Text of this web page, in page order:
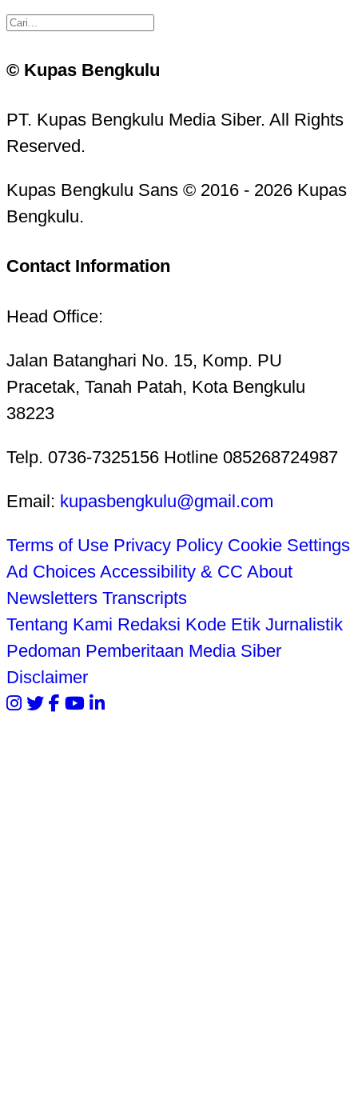
© Kupas Bengkulu
PT. Kupas Bengkulu Media Siber. All Rights
Reserved.
Kupas Bengkulu Sans © 2016 - 2026 Kupas
Bengkulu.
Contact Information
Head Office:
Jalan Batanghari No. 15, Komp. PU
Pracetak, Tanah Patah, Kota Bengkulu
38223
Telp. 0736-7325156 Hotline 085268724987
Email: kupasbengkulu@gmail.com
Terms of Use Privacy Policy Cookie Settings
Ad Choices Accessibility & CC About
Newsletters Transcripts
Tentang Kami Redaksi Kode Etik Jurnalistik
Pedoman Pemberitaan Media Siber
Disclaimer